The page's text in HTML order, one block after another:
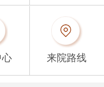
心 来院路线